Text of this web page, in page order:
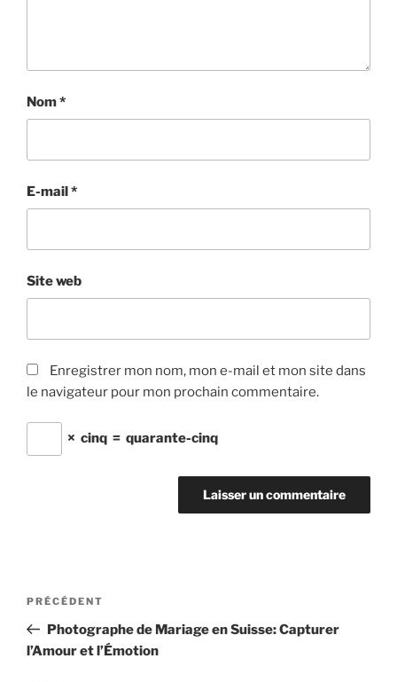
Nom*
E-mail*
Site web
Enregistrer mon nom, mon e-mail et mon site dans
le navigateur pour mon prochain commentaire.
× cinq = quarante-cinq
Navigation
l’article
Article
précédent
PRÉCÉDENT
Photographe de Mariage en Suisse: Capturer
l’Amour et l’Émotion